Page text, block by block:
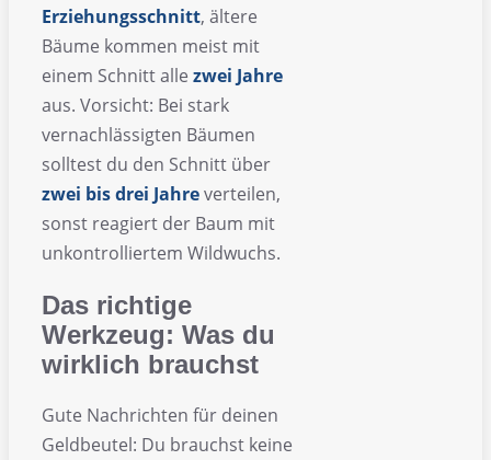
Erziehungsschnitt, ältere
Bäume kommen meist mit
einem Schnitt alle zwei Jahre
aus. Vorsicht: Bei stark
vernachlässigten Bäumen
solltest du den Schnitt über
zwei bis drei Jahreverteilen,
sonst reagiert der Baum mit
unkontrolliertem Wildwuchs.
Das richtige
Werkzeug: Was du
wirklich brauchst
Gute Nachrichten für deinen
Geldbeutel: Du brauchst keine